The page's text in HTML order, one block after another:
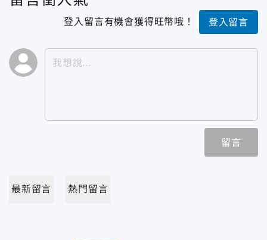
登入留言有機會獲得旺幣哦！ 登入留言
留言
最新留言 熱門留言